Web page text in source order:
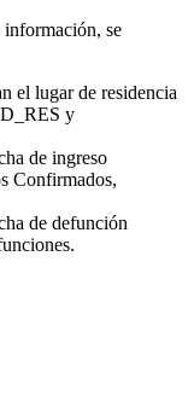
información, se
el lugar de residencia
y
de ingreso
Confirmados,
de defunción